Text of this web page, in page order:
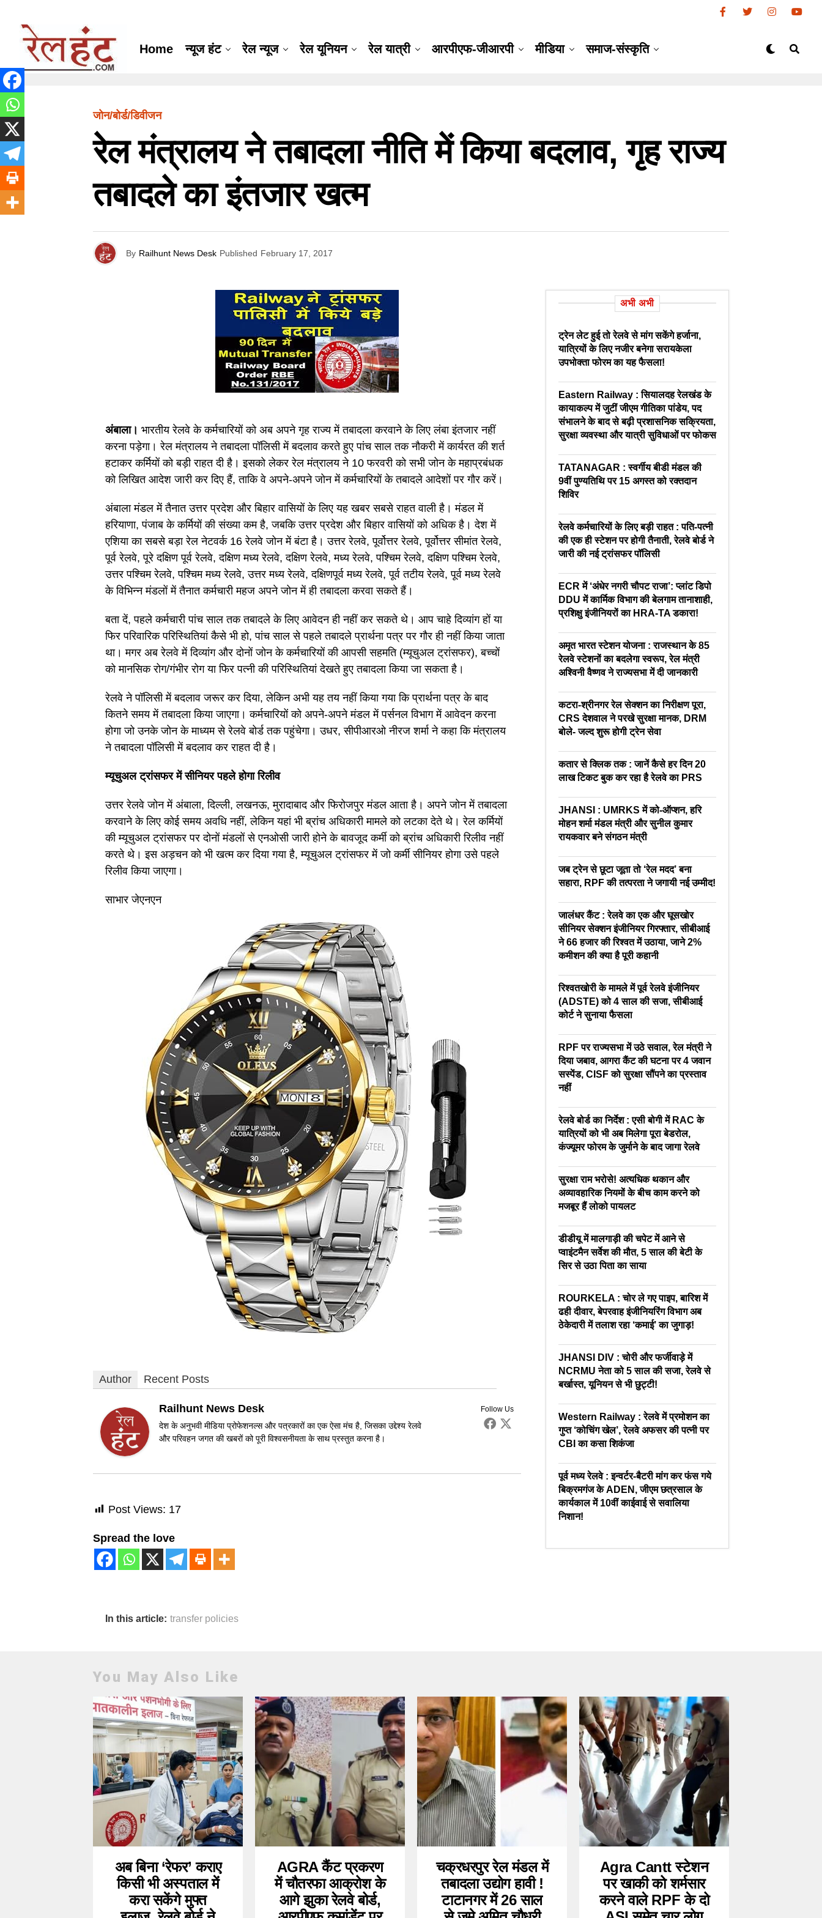
Home न्यूज हंट रेल न्यूज रेल यूनियन रेल यात्री आरपीएफ-जीआरपी मीडिया समाज-संस्कृति
जोन/बोर्ड/डिवीजन
रेल मंत्रालय ने तबादला नीति में किया बदलाव, गृह राज्य
तबादले का इंतजार खत्म
By Railhunt News Desk Published February 17, 2017
अंबाला। भारतीय रेलवे के कर्मचारियों को अब अपने गृह राज्य में तबादला करवाने के लिए लंबा इंतजार नहीं
करना पड़ेगा। रेल मंत्रालय ने तबादला पॉलिसी में बदलाव करते हुए पांच साल तक नौकरी में कार्यरत की शर्त
हटाकर कर्मियों को बड़ी राहत दी है। इसको लेकर रेल मंत्रालय ने 10 फरवरी को सभी जोन के महाप्रबंधक
को लिखित आदेश जारी कर दिए हैं, ताकि वे अपने-अपने जोन में कर्मचारियों के तबादले आदेशों पर गौर करें।
अंबाला मंडल में तैनात उत्तर प्रदेश और बिहार वासियों के लिए यह खबर सबसे राहत वाली है। मंडल में
हरियाणा, पंजाब के कर्मियों की संख्या कम है, जबकि उत्तर प्रदेश और बिहार वासियों को अधिक है। देश में
एशिया का सबसे बड़ा रेल नेटवर्क 16 रेलवे जोन में बंटा है। उत्तर रेलवे, पूर्वोत्तर रेलवे, पूर्वोत्तर सीमांत रेलवे,
पूर्व रेलवे, पूरे दक्षिण पूर्व रेलवे, दक्षिण मध्य रेलवे, दक्षिण रेलवे, मध्य रेलवे, पश्चिम रेलवे, दक्षिण पश्चिम रेलवे,
उत्तर पश्चिम रेलवे, पश्चिम मध्य रेलवे, उत्तर मध्य रेलवे, दक्षिणपूर्व मध्य रेलवे, पूर्व तटीय रेलवे, पूर्व मध्य रेलवे
के विभिन्न मंडलों में तैनात कर्मचारी महज अपने जोन में ही तबादला करवा सकते हैं।
बता दें, पहले कर्मचारी पांच साल तक तबादले के लिए आवेदन ही नहीं कर सकते थे। आप चाहे दिव्यांग हों या
फिर परिवारिक परिस्थितियां कैसे भी हो, पांच साल से पहले तबादले प्रार्थना पत्र पर गौर ही नहीं किया जाता
था। मगर अब रेलवे में दिव्यांग और दोनों जोन के कर्मचारियों की आपसी सहमति (म्यूचुअल ट्रांसफर), बच्चों
को मानसिक रोग/गंभीर रोग या फिर पत्नी की परिस्थितियां देखते हुए तबादला किया जा सकता है।
रेलवे ने पॉलिसी में बदलाव जरूर कर दिया, लेकिन अभी यह तय नहीं किया गया कि प्रार्थना पत्र के बाद
कितने समय में तबादला किया जाएगा। कर्मचारियों को अपने-अपने मंडल में पर्सनल विभाग में आवेदन करना
होगा जो उनके जोन के माध्यम से रेलवे बोर्ड तक पहुंचेगा। उधर, सीपीआरओ नीरज शर्मा ने कहा कि मंत्रालय
ने तबादला पॉलिसी में बदलाव कर राहत दी है।
म्यूचुअल ट्रांसफर में सीनियर पहले होगा रिलीव
उत्तर रेलवे जोन में अंबाला, दिल्ली, लखनऊ, मुरादाबाद और फिरोजपुर मंडल आता है। अपने जोन में तबादला
करवाने के लिए कोई समय अवधि नहीं, लेकिन यहां भी ब्रांच अधिकारी मामले को लटका देते थे। रेल कर्मियों
की म्यूचुअल ट्रांसफर पर दोनों मंडलों से एनओसी जारी होने के बावजूद कर्मी को ब्रांच अधिकारी रिलीव नहीं
करते थे। इस अड़चन को भी खत्म कर दिया गया है, म्यूचुअल ट्रांसफर में जो कर्मी सीनियर होगा उसे पहले
रिलीव किया जाएगा।
साभार जेएनएन
Author Recent Posts
Follow Us
Railhunt News Desk
देश के अनुभवी मीडिया प्रोफेशनल्स और पत्रकारों का एक ऐसा मंच है, जिसका उद्देश्य रेलवे
और परिवहन जगत की खबरों को पूरी विश्वसनीयता के साथ प्रस्तुत करना है।
Post Views: 17
Spread the love
In this article: transfer policies
अभी अभी
ट्रेन लेट हुई तो रेलवे से मांग सकेंगे हर्जाना,
यात्रियों के लिए नजीर बनेगा सरायकेला
उपभोक्ता फोरम का यह फैसला!
Eastern Railway : सियालदह रेलखंड के
कायाकल्प में जुटीं जीएम गीतिका पांडेय, पद
संभालने के बाद से बढ़ी प्रशासनिक सक्रियता,
सुरक्षा व्यवस्था और यात्री सुविधाओं पर फोकस
TATANAGAR : स्वर्गीय बीडी मंडल की
9वीं पुण्यतिथि पर 15 अगस्त को रक्तदान
शिविर
रेलवे कर्मचारियों के लिए बड़ी राहत : पति-पत्नी
की एक ही स्टेशन पर होगी तैनाती, रेलवे बोर्ड ने
जारी की नई ट्रांसफर पॉलिसी
ECR में ‘अंधेर नगरी चौपट राजा’: प्लांट डिपो
DDU में कार्मिक विभाग की बेलगाम तानाशाही,
प्रशिक्षु इंजीनियरों का HRA-TA डकारा!
अमृत भारत स्टेशन योजना : राजस्थान के 85
रेलवे स्टेशनों का बदलेगा स्वरूप, रेल मंत्री
अश्विनी वैष्णव ने राज्यसभा में दी जानकारी
कटरा-श्रीनगर रेल सेक्शन का निरीक्षण पूरा,
CRS देशवाल ने परखे सुरक्षा मानक, DRM
बोले- जल्द शुरू होगी ट्रेन सेवा
कतार से क्लिक तक : जानें कैसे हर दिन 20
लाख टिकट बुक कर रहा है रेलवे का PRS
JHANSI : UMRKS में को-ऑप्शन, हरि
मोहन शर्मा मंडल मंत्री और सुनील कुमार
रायकवार बने संगठन मंत्री
जब ट्रेन से छूटा जूता तो ‘रेल मदद’ बना
सहारा, RPF की तत्परता ने जगायी नई उम्मीद!
जालंधर कैंट : रेलवे का एक और घूसखोर
सीनियर सेक्शन इंजीनियर गिरफ्तार, सीबीआई
ने 66 हजार की रिश्वत में उठाया, जाने 2%
कमीशन की क्या है पूरी कहानी
रिश्वतखोरी के मामले में पूर्व रेलवे इंजीनियर
(ADSTE) को 4 साल की सजा, सीबीआई
कोर्ट ने सुनाया फैसला
RPF पर राज्यसभा में उठे सवाल, रेल मंत्री ने
दिया जबाव, आगरा कैंट की घटना पर 4 जवान
सस्पेंड, CISF को सुरक्षा सौंपने का प्रस्ताव
नहीं
रेलवे बोर्ड का निर्देश : एसी बोगी में RAC के
यात्रियों को भी अब मिलेगा पूरा बेडरोल,
कंज्यूमर फोरम के जुर्माने के बाद जागा रेलवे
सुरक्षा राम भरोसे! अत्यधिक थकान और
अव्यावहारिक नियमों के बीच काम करने को
मजबूर हैं लोको पायलट
डीडीयू में मालगाड़ी की चपेट में आने से
प्वाइंटमैन सर्वेश की मौत, 5 साल की बेटी के
सिर से उठा पिता का साया
ROURKELA : चोर ले गए पाइप, बारिश में
ढही दीवार, बेपरवाह इंजीनियरिंग विभाग अब
ठेकेदारी में तलाश रहा ‘कमाई’ का जुगाड़!
JHANSI DIV : चोरी और फर्जीवाड़े में
NCRMU नेता को 5 साल की सजा, रेलवे से
बर्खास्त, यूनियन से भी छुट्टी!
Western Railway : रेलवे में प्रमोशन का
गुप्त ‘कोचिंग खेल’, रेलवे अफसर की पत्नी पर
CBI का कसा शिकंजा
पूर्व मध्य रेलवे : इन्वर्टर-बैटरी मांग कर फंस गये
बिक्रमगंज के ADEN, जीएम छत्रसाल के
कार्यकाल में 10वीं काईवाई से सवालिया
निशान!
You May Also Like
अब बिना ‘रेफर’ कराए
किसी भी अस्पताल में
करा सकेंगे मुफ्त
AGRA कैंट प्रकरण
में चौतरफा आक्रोश के
आगे झुका रेलवे बोर्ड,
चक्रधरपुर रेल मंडल में
तबादला उद्योग हावी !
टाटानगर में 26 साल
Agra Cantt स्टेशन
पर खाकी को शर्मसार
करने वाले RPF के दो